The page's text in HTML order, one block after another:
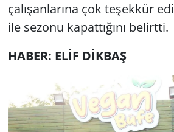
çalışanlarına çok teşekkür
ile sezonu kapattığını belirtti.
HABER: ELİF DİKBAŞ